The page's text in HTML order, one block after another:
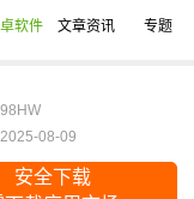
软件 文章资讯 专题
安全下载
08-09